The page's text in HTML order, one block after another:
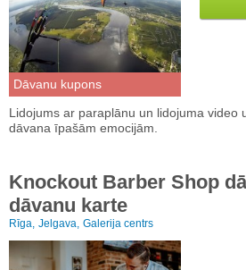
Dāvanu kupons
Lidojums ar paraplānu un lidojuma video
dāvana īpašām emocijām.
Knockout Barber Shop
dāvanu karte
Rīga, Jelgava, Galerija centrs